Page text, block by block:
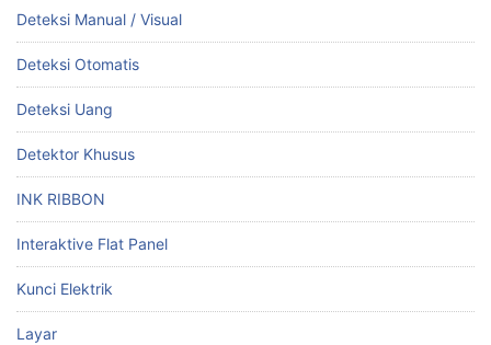
Deteksi Manual / Visual
Deteksi Otomatis
Deteksi Uang
Detektor Khusus
INK RIBBON
Interaktive Flat Panel
Kunci Elektrik
Layar